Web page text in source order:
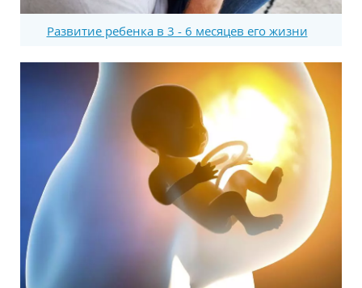
Развитие ребенка в 3 - 6 месяцев его жизни